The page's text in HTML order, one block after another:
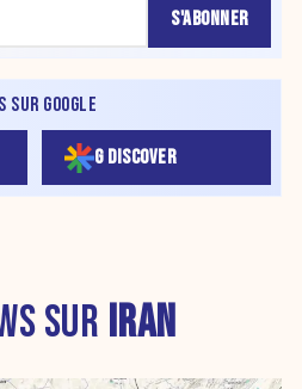
S'ABONNER
GOOGLE
G DISCOVER
SUR IRAN